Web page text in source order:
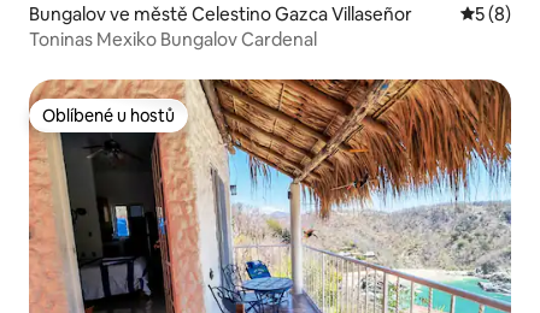
Bungalov ve městě Celestino Gazca Villaseñor
5 (8)
Toninas Mexiko Bungalov Cardenal
Oblíbené u hostů
Oblíbené u hostů